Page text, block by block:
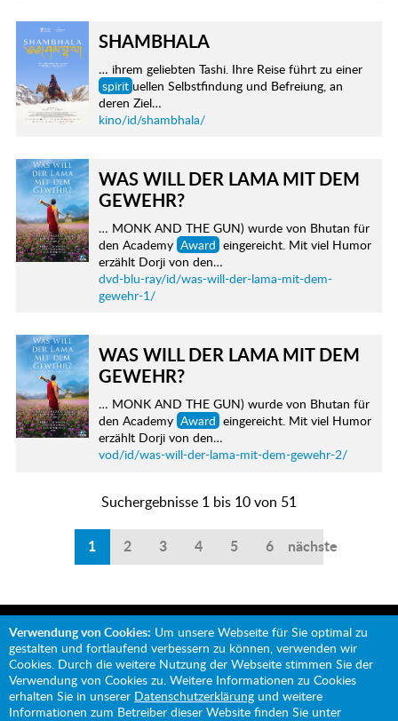
SHAMBHALA
… ihrem geliebten Tashi. Ihre Reise führt zu einer
spirit uellen Selbstfindung und Befreiung, an
deren Ziel…
kino/id/shambhala/
WAS WILL DER LAMA MIT DEM
GEWEHR?
… MONK AND THE GUN) wurde von Bhutan für
den Academy Award eingereicht. Mit viel Humor
erzählt Dorji von den…
dvd-blu-ray/id/was-will-der-lama-mit-dem-
gewehr-1/
WAS WILL DER LAMA MIT DEM
GEWEHR?
… MONK AND THE GUN) wurde von Bhutan für
den Academy Award eingereicht. Mit viel Humor
erzählt Dorji von den…
vod/id/was-will-der-lama-mit-dem-gewehr-2/
Suchergebnisse 1 bis 10 von 51
1 2 3 4 5 6 nächste
Mit Unterstützung von:
Verwendung von Cookies: Um unsere Webseite für Sie optimal zu
gestalten und fortlaufend verbessern zu können, verwenden wir
Cookies. Durch die weitere Nutzung der Webseite stimmen Sie der
Verwendung von Cookies zu. Weitere Informationen zu Cookies
erhalten Sie in unserer Datenschutzerklärung und weitere
Informationen zum Betreiber dieser Website finden Sie unter